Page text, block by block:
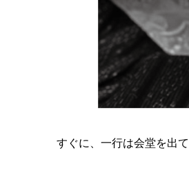
すぐに、一行は会堂を出